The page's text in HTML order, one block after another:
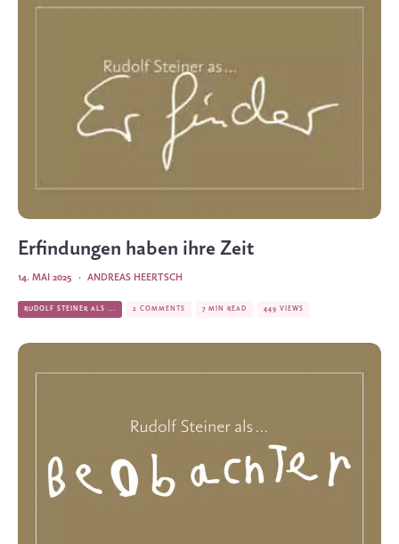
Erfindungen haben ihre Zeit
ANDREAS HEERTSCH
·
14. MAI 2025
RUDOLF STEINER ALS ... 2 COMMENTS 7 MIN READ 449 VIEWS